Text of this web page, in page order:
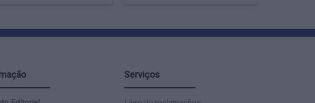
Serviços